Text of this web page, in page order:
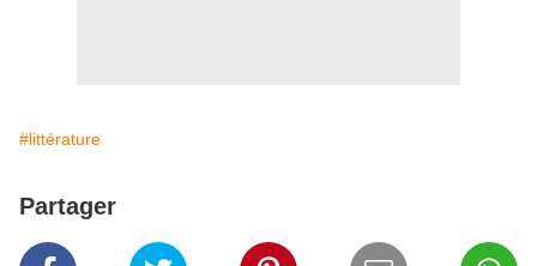
#littérature
Partager